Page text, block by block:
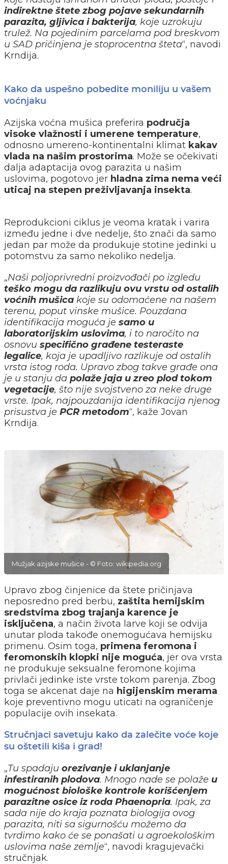
indirektne štete zbog pojave sekundarnih
parazita, gljivica i bakterija, koje uzrokuju
trulež. Na pojedinim parcelama pod breskvom
u SAD pričinjena je stoprocentna šteta“, navodi
Krndija.
Kako da uspešno pobedite moniliju u vašem
voćnjaku
Azijska voćna mušica preferira područja
visoke vlažnosti i umerene temperature,
odnosno umereno-kontinentalni klimat kakav
vlada na našim prostorima. Može se očekivati
dalja adaptacija ovog parazita u našim
uslovima, pogotovo jer hladna zima nema veći
uticaj na stepen preživljavanja insekta.
Reprodukcioni ciklus je veoma kratak i varira
između jedne i dve nedelje, što znači da samo
jedan par može da produkuje stotine jedinki u
potomstvu za samo nekoliko nedelja.
„Naši poljoprivredni proizvođači po izgledu
teško mogu da razlikuju ovu vrstu od ostalih
voćnih mušica koje su odomaćene na našem
terenu, poput vinske mušice. Pouzdana
identifikacija moguća je samo u
laboratorijskim uslovima, i to naročito na
osnovu specifično građene testeraste
legalice, koja je upadljivo razlikuje od ostalih
vrsta istog roda. Upravo zbog takve građe ona
je u stanju da polaže jaja u zreo plod tokom
vegetacije, što nije svojstveno za neke druge
vrste. Ipak, najpouzdanija identifikacija njenog
prisustva je PCR metodom“, kaže Jovan
Krndija.
Mužjak azijske mušice - © Foto: wikipedia.org
Upravo zbog činjenice da štete pričinjava
neposredno pred berbu, zaštita hemijskim
sredstvima zbog trajanja karence je
isključena, a način života larve koji se odvija
unutar ploda takođe onemogućava hemijsku
primenu. Osim toga, primena feromona i
feromonskih klopki nije moguća, jer ova vrsta
ne produkuje seksualne feromone kojima
privlači jedinke iste vrste tokom parenja. Zbog
toga se akcenat daje na higijenskim merama
koje preventivno mogu uticati na ograničenje
populacije ovih insekata.
Stručnjaci savetuju kako da zalečite voće koje
su oštetili kiša i grad!
„Tu spadaju orezivanje i uklanjanje
infestiranih plodova. Mnogo nade se polaže u
mogućnost biološke kontrole korišćenjem
parazitne osice iz roda Phaenopria. Ipak, za
sada nije do kraja poznata biologija ovog
parazita, niti sa sigurnošću možemo da
tvrdimo kako će se ponašati u agroekološkim
uslovima naše zemlje“, navodi kragujevački
stručnjak.